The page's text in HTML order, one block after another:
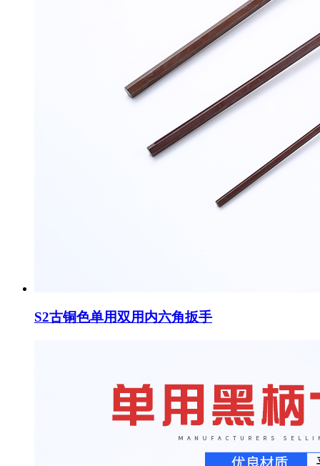
S2古铜色单用双用内六角扳手